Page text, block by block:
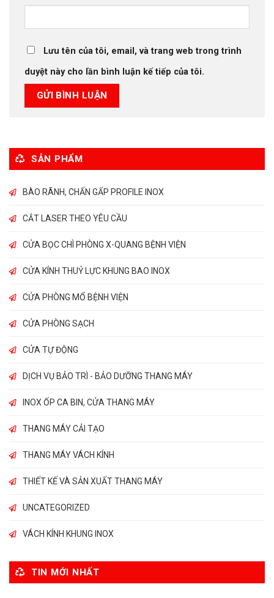
Lưu tên của tôi, email, và trang web trong trình
duyệt này cho lần bình luận kế tiếp của tôi.
SẢN PHẨM
BÀO RÃNH, CHẤN GẤP PROFILE INOX
CẮT LASER THEO YÊU CẦU
CỬA BỌC CHÌ PHÒNG X-QUANG BỆNH VIỆN
CỬA KÍNH THUỶ LỰC KHUNG BAO INOX
CỬA PHÒNG MỔ BỆNH VIỆN
CỬA PHÒNG SẠCH
CỬA TỰ ĐỘNG
DỊCH VỤ BẢO TRÌ - BẢO DƯỠNG THANG MÁY
INOX ỐP CA BIN, CỬA THANG MÁY
THANG MÁY CẢI TẠO
THANG MÁY VÁCH KÍNH
THIẾT KẾ VÀ SẢN XUẤT THANG MÁY
UNCATEGORIZED
VÁCH KÍNH KHUNG INOX
TIN MỚI NHẤT